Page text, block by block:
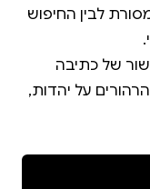
לבין החיפוש
של כתיבה
על יהדות,
מגוונים כמו